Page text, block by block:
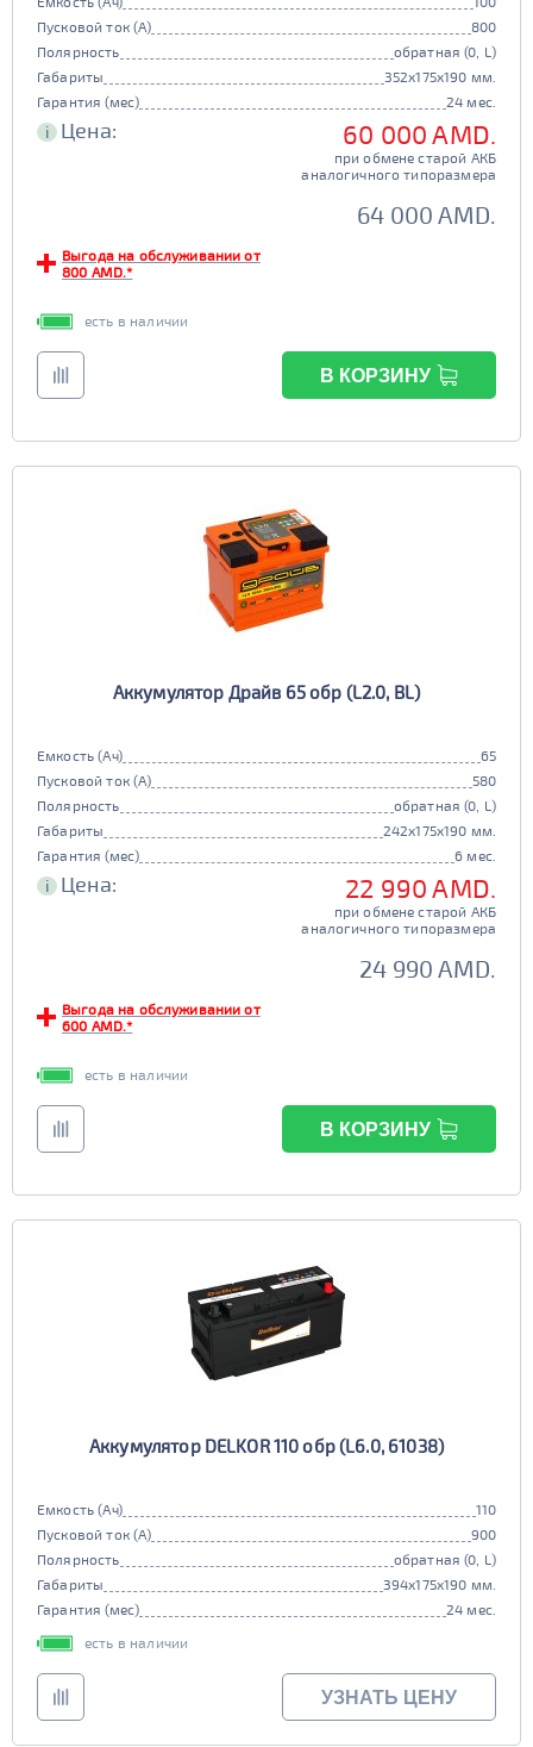
Пусковой ток (А)
800
Полярность
обратная (0, L)
Габариты
352x175x190 мм.
Гарантия (мес)
24 мес.
i Цена: 60 000 AMD.
при обмене старой АКБ
аналогичного типоразмера
64 000 AMD.
Выгода на обслуживании от
800 AMD.*
есть в наличии
В КОРЗИНУ
Аккумулятор Драйв 65 обр (L2.0, BL)
Емкость (Ач)
65
Пусковой ток (А)
580
Полярность
обратная (0, L)
Габариты
242x175x190 мм.
Гарантия (мес)
6 мес.
i Цена: 22 990 AMD.
при обмене старой АКБ
аналогичного типоразмера
24 990 AMD.
Выгода на обслуживании от
600 AMD.*
есть в наличии
В КОРЗИНУ
Аккумулятор DELKOR 110 обр (L6.0, 61038)
Емкость (Ач)
110
Пусковой ток (А)
900
Полярность
обратная (0, L)
Габариты
394x175x190 мм.
Гарантия (мес)
24 мес.
есть в наличии
УЗНАТЬ ЦЕНУ